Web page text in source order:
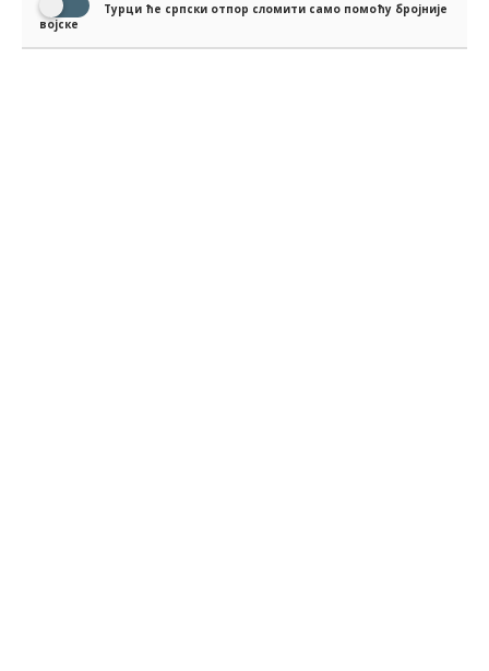
Турци ће српски отпор сломити само помоћу бројније
војске